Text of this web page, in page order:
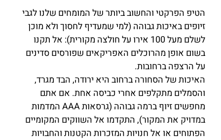
הטיפ הפרקטי והחשוב ביותר של המומחים שלנו לגבי
זיופים באיכות גבוהה (למי שמעדיף לחסוך ולא מוכן
לשלם מעל 100 אירו על חולצה מקורית): אל תקנו
בשום אופן מהרוכלים האפריקאים שפורסים סדינים
על הרצפה ברחובות.
האיכות של הסחורה ברחוב היא ירודה, הבד מגרד,
והסמלים מתקלפים אחרי כביסה אחת. אם אתם
מחפשים זיוף ברמה גבוהה (גרסאות AAA המדמות
במדויק את המקור), התקדמו אל השווקים המקומיים
הפתוחים או אל חנויות המזכרות הקטנות והחבויות